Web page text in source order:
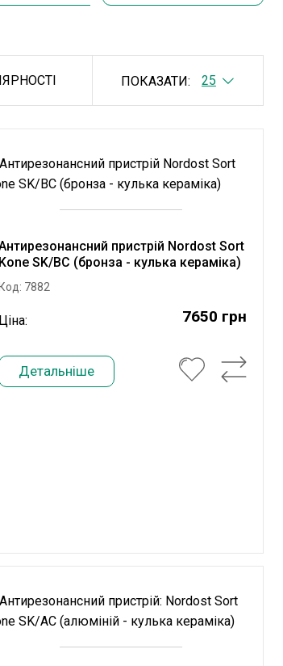
ПОКАЗАТИ:
пристрій Nordost Sort
Kone SK/BC (бронза - кулька кераміка)
Код: 7882
Ціна: 7650 грн
Детальніше